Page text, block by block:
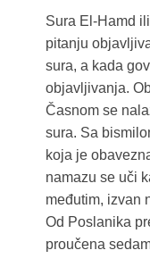
Sura El-Hamd
pitanju
sura, a kada
objavljivanja.
Časnom se
sura. Sa
koja je
namazu se uči
međutim, izvan
Od Poslanika
proučena